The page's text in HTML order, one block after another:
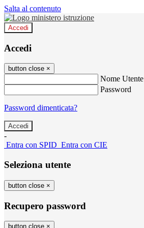
Salta al contenuto
Accedi
Accedi
button close ×
Nome Utente
Password
Password dimenticata?
-
Entra con SPID Entra con CIE
Seleziona utente
button close ×
Recupero password
button close ×